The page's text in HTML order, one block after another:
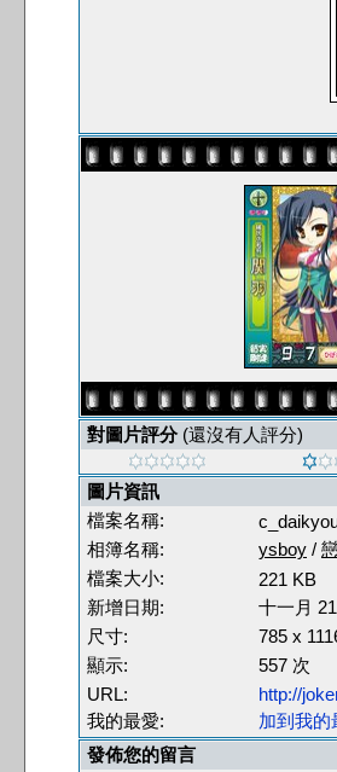
對圖片評分(還沒有人評分)
圖片資訊
檔案名稱:
相簿名稱:
ysboy /
檔案大小:
221 KB
新增日期:
十一月
尺寸:
785 x
顯示:
557 次
URL:
http://
我的最愛:
加到我的
發佈您的留言